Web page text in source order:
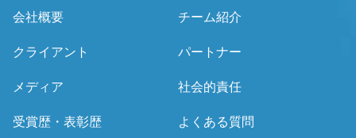
会社概要
チーム紹介
クライアント パートナー
メディア 社会的責任
受賞歴・表彰歴 よくある質問